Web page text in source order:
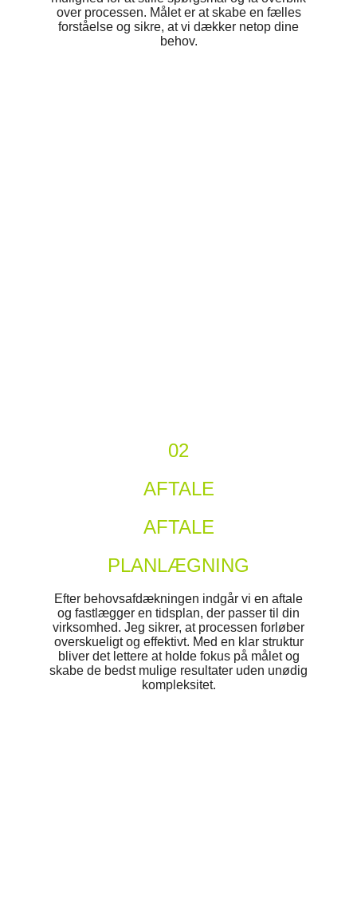
over processen. Målet er at skabe en fælles
forståelse og sikre, at vi dækker netop dine
behov.
02
AFTALE
AFTALE
PLANLÆGNING
Efter behovsafdækningen indgår vi en aftale
og fastlægger en tidsplan, der passer til din
virksomhed. Jeg sikrer, at processen forløber
overskueligt og effektivt. Med en klar struktur
bliver det lettere at holde fokus på målet og
skabe de bedst mulige resultater uden unødig
kompleksitet.